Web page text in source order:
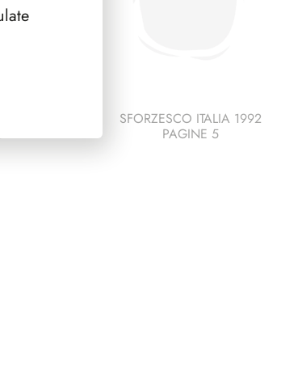
SFORZESCO ITALIA 1992
PAGINE 5